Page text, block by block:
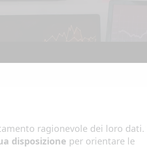
ragionevole dei loro dati.
disposizione per orientare le